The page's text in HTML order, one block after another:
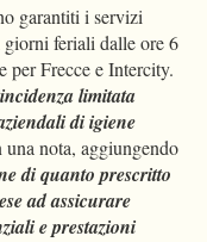
garantiti i servizi
feriali dalle ore 6
per Frecce e Intercity.
limitata
di igiene
nota, aggiungendo
di quanto prescritto
ad assicurare
e prestazioni